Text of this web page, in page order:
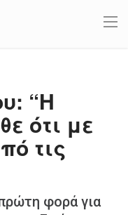
“H
ότι με
τις
φορά για